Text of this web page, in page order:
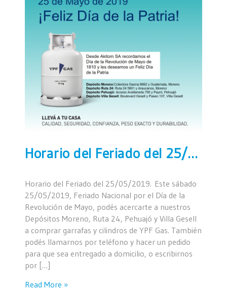
Horario del Feriado del 25/05/2019
Horario del Feriado del 25/05/2019. Este sábado
25/05/2019, Feriado Nacional por el Día de la
Revolución de Mayo, podés acercarte a nuestros
Depósitos Moreno, Ruta 24, Pehuajó y Villa Gesell
a comprar garrafas y cilindros de YPF Gas. También
podés llamarnos por teléfono y hacer un pedido
para que sea entregado a domicilio, o escribirnos
por […]
Read More »